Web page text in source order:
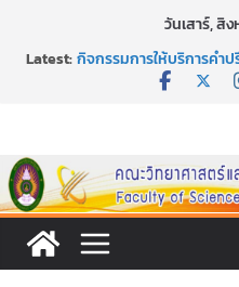
วันเสาร์, สิ
Latest:กิจกรรมการให้บริการคำ
งานของคณะวิทยาศาสตร์
วิทยาศาสตร์และเทคโนโ
ขอเชิญชวนประชาชนทุกค
เหล้า” ประจำปี พ.ศ. 2569
ประกาศสัปดาห์วิทยาศาส